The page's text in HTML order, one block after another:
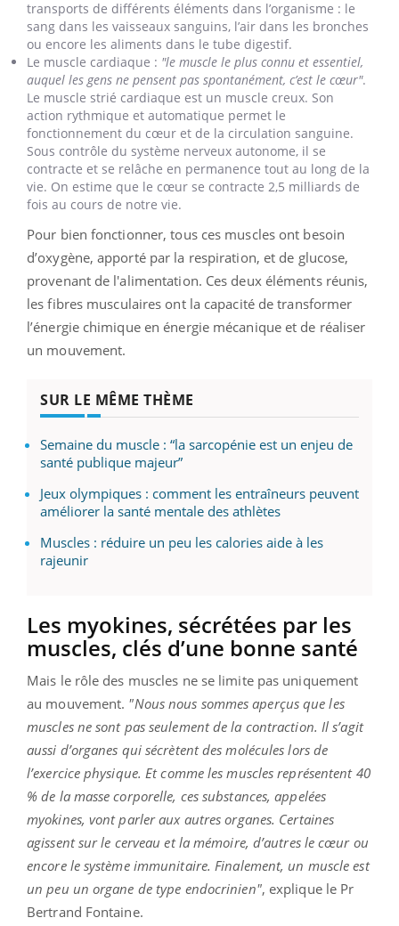
transports de différents éléments dans l’organisme : le
sang dans les vaisseaux sanguins, l’air dans les bronches
ou encore les aliments dans le tube digestif.
Le muscle cardiaque : "le muscle le plus connu et essentiel,
auquel les gens ne pensent pas spontanément, c’est le cœur".
Le muscle strié cardiaque est un muscle creux. Son
action rythmique et automatique permet le
fonctionnement du cœur et de la circulation sanguine.
Sous contrôle du système nerveux autonome, il se
contracte et se relâche en permanence tout au long de la
vie. On estime que le cœur se contracte 2,5 milliards de
fois au cours de notre vie.
Pour bien fonctionner, tous ces muscles ont besoin
d’oxygène, apporté par la respiration, et de glucose,
provenant de l'alimentation. Ces deux éléments réunis,
les fibres musculaires ont la capacité de transformer
l’énergie chimique en énergie mécanique et de réaliser
un mouvement.
SUR LE MÊME THÈME
Semaine du muscle : “la sarcopénie est un enjeu de
santé publique majeur”
Jeux olympiques : comment les entraîneurs peuvent
améliorer la santé mentale des athlètes
Muscles : réduire un peu les calories aide à les
rajeunir
Les myokines, sécrétées par les
muscles, clés d’une bonne santé
Mais le rôle des muscles ne se limite pas uniquement
au mouvement. "Nous nous sommes aperçus que les
muscles ne sont pas seulement de la contraction. Il s’agit
aussi d’organes qui sécrètent des molécules lors de
l’exercice physique. Et comme les muscles représentent 40
% de la masse corporelle, ces substances, appelées
myokines, vont parler aux autres organes. Certaines
agissent sur le cerveau et la mémoire, d’autres le cœur ou
encore le système immunitaire. Finalement, un muscle est
un peu un organe de type endocrinien", explique le Pr
Bertrand Fontaine.